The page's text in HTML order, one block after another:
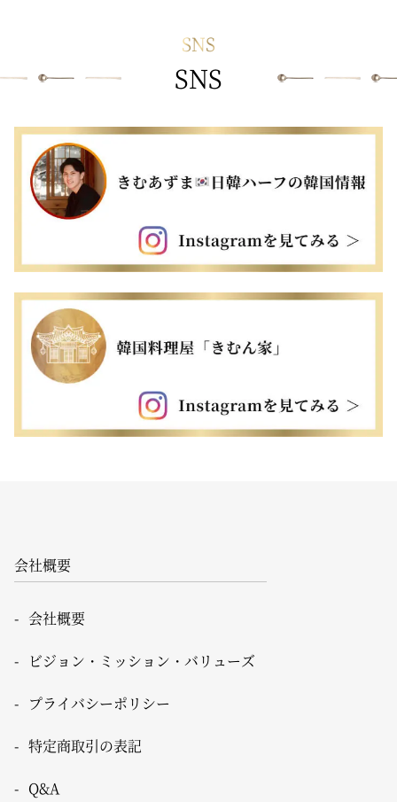
SNS
SNS
会社概要
会社概要
ビジョン・ミッション・バリューズ
プライバシーポリシー
特定商取引の表記
Q&A